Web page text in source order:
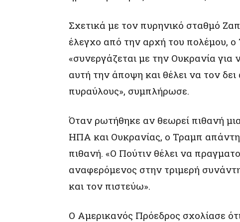
Σχετικά με τον πυρηνικό σταθμό
έλεγχο από την αρχή του πολέμου,
«συνεργάζεται με την Ουκρανία για
αυτή την άποψη και θέλει να τον
πυραύλους», συμπλήρωσε.
Όταν ρωτήθηκε αν θεωρεί πιθανή
ΗΠΑ και Ουκρανίας, ο Τραμπ
πιθανή. «Ο Πούτιν θέλει να
αναφερόμενος στην τριμερή
και τον πιστεύω».
Ο Αμερικανός Πρόεδρος σχολίασε